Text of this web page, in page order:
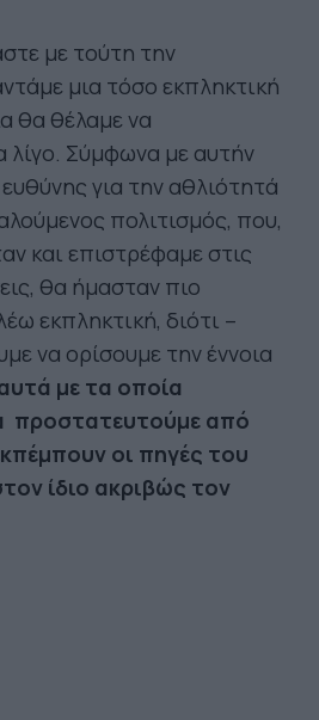
με τούτη την
μια τόσο εκπληκτική
θα θέλαμε να
λίγο. Σύμφωνα με αυτήν
για την αθλιότητά
πολιτισμός, που,
και επιστρέφαμε στις
θα ήμασταν πιο
εκπληκτική, διότι –
να ορίσουμε την έννοια
με τα οποία
προστατευτούμε από
οι πηγές του
ίδιο ακριβώς τον